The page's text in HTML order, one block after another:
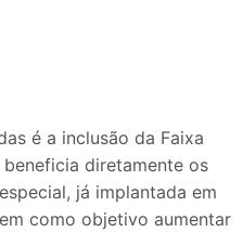
é a inclusão da Faixa
diretamente os
já implantada em
como objetivo aumentar